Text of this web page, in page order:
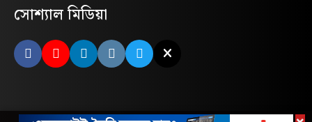
লোহাগাড়ায় পরিবেশক অ্যাসোসিয়েশনের
উদ্যোগে বন্যাদুর্গতদের মাঝে ঢেউটিন বিতরণ
মন্দিরের পুকুরে মিলল তবলাশিল্পীর মরদেহ
সোশ্যাল মিডিয়া